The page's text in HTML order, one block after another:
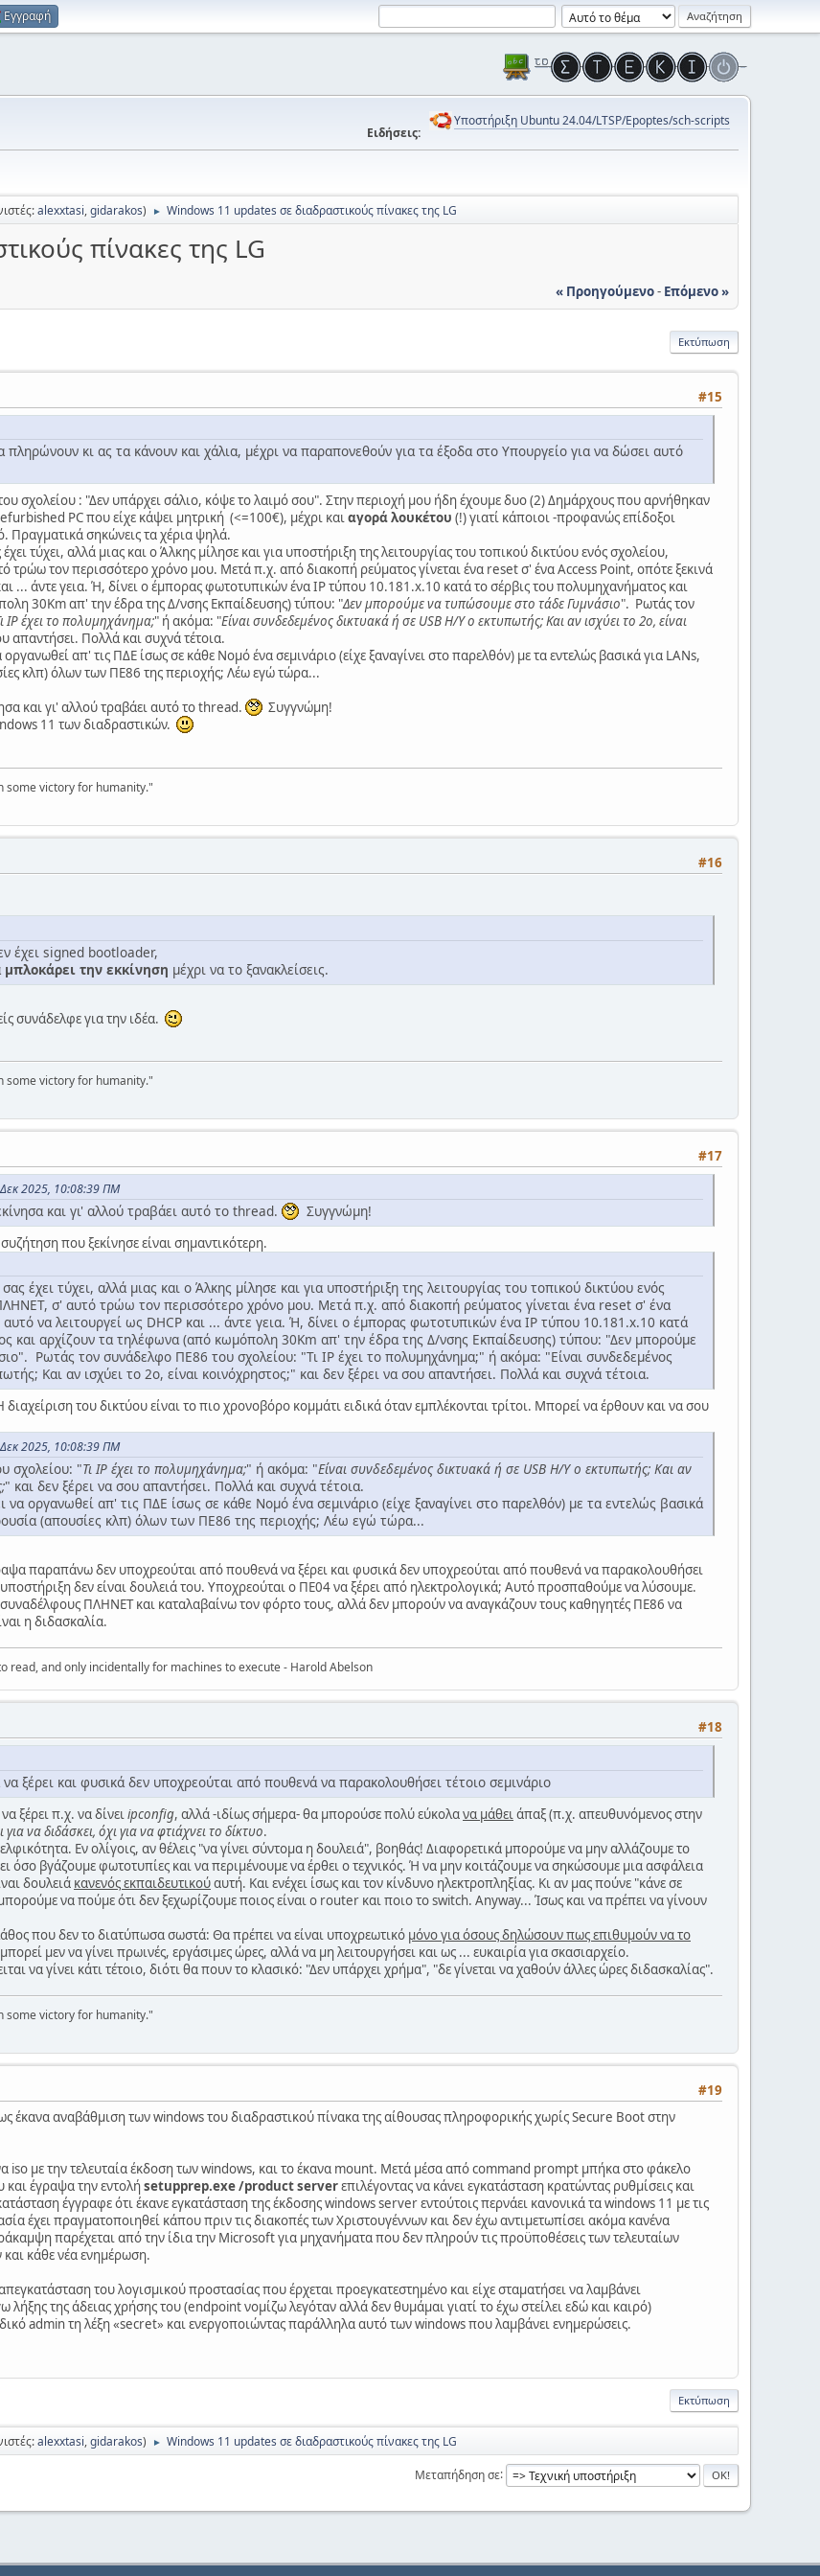
Εγγραφή
Ειδήσεις:
Υποστήριξη Ubuntu 24.04/LTSP/Epoptes/sch-scripts
alexxtasi,gidarakos) ► Windows 11 updates σε διαδραστικούς πίνακες της LG
πίνακες της LG
« Προηγούμενο- Επόμενο »
Εκτύπωση
#15
κι ας τα κάνουν και χάλια, μέχρι να παραπονεθούν για τα έξοδα στο Υπουργείο για να δώσει αυτό
σχολείου : "Δεν υπάρχει σάλιο, κόψε το λαιμό σου". Στην περιοχή μου ήδη έχουμε δυο (2) Δημάρχους που αρνήθηκαν
PC που είχε κάψει μητρική (<=100€), μέχρι καιαγορά λουκέτου (!) γιατί κάποιοι -προφανώς επίδοξοι
Πραγματικά σηκώνεις τα χέρια ψηλά.
τύχει, αλλά μιας και ο Άλκης μίλησε και για υποστήριξη της λειτουργίας του τοπικού δικτύου ενός σχολείου,
τον περισσότερο χρόνο μου. Μετά π.χ. από διακοπή ρεύματος γίνεται ένα reset σ' ένα Access Point, οπότε ξεκινά
... άντε γεια. Ή, δίνει ο έμπορας φωτοτυπικών ένα IP τύπου 10.181.x.10 κατά το σέρβις του πολυμηχανήματος και
30Km απ' την έδρα της Δ/νσης Εκπαίδευσης) τύπου: "Δεν μπορούμε να τυπώσουμε στο τάδε Γυμνάσιο". Ρωτάς τον
IP έχει το πολυμηχάνημα;" ή ακόμα: "Είναι συνδεδεμένος δικτυακά ή σε USB Η/Υ ο εκτυπωτής; Και αν ισχύει το 2ο, είναι
απαντήσει. Πολλά και συχνά τέτοια.
απ' τις ΠΔΕ ίσως σε κάθε Νομό ένα σεμινάριο (είχε ξαναγίνει στο παρελθόν) με τα εντελώς βασικά για LANs,
κλπ) όλων των ΠΕ86 της περιοχής; Λέω εγώ τώρα...
και γι' αλλού τραβάει αυτό το thread.
Συγγνώμη!
11 των διαδραστικών.
some victory for humanity."
#16
έχει signed bootloader,
μπλοκάρει την εκκίνηση μέχρι να το ξανακλείσεις.
συνάδελφε για την ιδέα.
some victory for humanity."
#17
2025, 10:08:39 ΠΜ
και γι' αλλού τραβάει αυτό το thread. Συγγνώμη!
που ξεκίνησε είναι σημαντικότερη.
έχει τύχει, αλλά μιας και ο Άλκης μίλησε και για υποστήριξη της λειτουργίας του τοπικού δικτύου ενός
σ' αυτό τρώω τον περισσότερο χρόνο μου. Μετά π.χ. από διακοπή ρεύματος γίνεται ένα reset σ' ένα
να λειτουργεί ως DHCP και ... άντε γεια. Ή, δίνει ο έμπορας φωτοτυπικών ένα IP τύπου 10.181.x.10 κατά
και αρχίζουν τα τηλέφωνα (από κωμόπολη 30Km απ' την έδρα της Δ/νσης Εκπαίδευσης) τύπου: "Δεν μπορούμε
Ρωτάς τον συνάδελφο ΠΕ86 του σχολείου: "Τι IP έχει το πολυμηχάνημα;" ή ακόμα: "Είναι συνδεδεμένος
Και αν ισχύει το 2ο, είναι κοινόχρηστος;" και δεν ξέρει να σου απαντήσει. Πολλά και συχνά τέτοια.
του δικτύου είναι το πιο χρονοβόρο κομμάτι ειδικά όταν εμπλέκονται τρίτοι. Μπορεί να έρθουν και να σου
2025, 10:08:39 ΠΜ
σχολείου: "Τι IP έχει το πολυμηχάνημα;" ή ακόμα: "Είναι συνδεδεμένος δικτυακά ή σε USB Η/Υ ο εκτυπωτής; Και αν
" και δεν ξέρει να σου απαντήσει. Πολλά και συχνά τέτοια.
οργανωθεί απ' τις ΠΔΕ ίσως σε κάθε Νομό ένα σεμινάριο (είχε ξαναγίνει στο παρελθόν) με τα εντελώς βασικά
(απουσίες κλπ) όλων των ΠΕ86 της περιοχής; Λέω εγώ τώρα...
παραπάνω δεν υποχρεούται από πουθενά να ξέρει και φυσικά δεν υποχρεούται από πουθενά να παρακολουθήσει
δεν είναι δουλειά του. Υποχρεούται ο ΠΕ04 να ξέρει από ηλεκτρολογικά; Αυτό προσπαθούμε να λύσουμε.
ΠΛΗΝΕΤ και καταλαβαίνω τον φόρτο τους, αλλά δεν μπορούν να αναγκάζουν τους καθηγητές ΠΕ86 να
η διδασκαλία.
read, and only incidentally for machines to execute - Harold Abelson
#18
ξέρει και φυσικά δεν υποχρεούται από πουθενά να παρακολουθήσει τέτοιο σεμινάριο
ξέρει π.χ. να δίνειipconfig, αλλά -ιδίως σήμερα- θα μπορούσε πολύ εύκολανα μάθειάπαξ (π.χ. απευθυνόμενος στην
για να διδάσκει, όχι για να φτιάχνει το δίκτυο.
Εν ολίγοις, αν θέλεις "να γίνει σύντομα η δουλειά", βοηθάς! Διαφορετικά μπορούμε να μην αλλάζουμε το
όσο βγάζουμε φωτοτυπίες και να περιμένουμε να έρθει ο τεχνικός. Ή να μην κοιτάζουμε να σηκώσουμε μια ασφάλεια
δουλειά κανενός εκπαιδευτικούαυτή. Και ενέχει ίσως και τον κίνδυνο ηλεκτροπληξίας. Κι αν μας πούνε "κάνε σε
να πούμε ότι δεν ξεχωρίζουμε ποιος είναι ο router και ποιο το switch. Anyway... Ίσως και να πρέπει να γίνουν
που δεν το διατύπωσα σωστά: Θα πρέπει να είναι υποχρεωτικό μόνο για όσους δηλώσουν πως επιθυμούν να το
μεν να γίνει πρωινές, εργάσιμες ώρες, αλλά να μη λειτουργήσει και ως ... ευκαιρία για σκασιαρχείο.
να γίνει κάτι τέτοιο, διότι θα πουν το κλασικό: "Δεν υπάρχει χρήμα", "δε γίνεται να χαθούν άλλες ώρες διδασκαλίας".
some victory for humanity."
#19
έκανα αναβάθμιση των windows του διαδραστικού πίνακα της αίθουσας πληροφορικής χωρίς Secure Boot στην
με την τελευταία έκδοση των windows, και το έκανα mount. Μετά μέσα από command prompt μπήκα στο φάκελο
έγραψα την εντολήsetupprep.exe /product serverεπιλέγοντας να κάνει εγκατάσταση κρατώντας ρυθμίσεις και
έγγραφε ότι έκανε εγκατάσταση της έκδοσης windows server εντούτοις περνάει κανονικά τα windows 11 με τις
έχει πραγματοποιηθεί κάπου πριν τις διακοπές των Χριστουγέννων και δεν έχω αντιμετωπίσει ακόμα κανένα
παρέχεται από την ίδια την Microsoft για μηχανήματα που δεν πληρούν τις προϋποθέσεις των τελευταίων
κάθε νέα ενημέρωση.
του λογισμικού προστασίας που έρχεται προεγκατεστημένο και είχε σταματήσει να λαμβάνει
λήξης της άδειας χρήσης του (endpoint νομίζω λεγόταν αλλά δεν θυμάμαι γιατί το έχω στείλει εδώ και καιρό)
admin τη λέξη «secret» και ενεργοποιώντας παράλληλα αυτό των windows που λαμβάνει ενημερώσεις.
Εκτύπωση
alexxtasi,gidarakos) ► Windows 11 updates σε διαδραστικούς πίνακες της LG
Μεταπήδηση σε